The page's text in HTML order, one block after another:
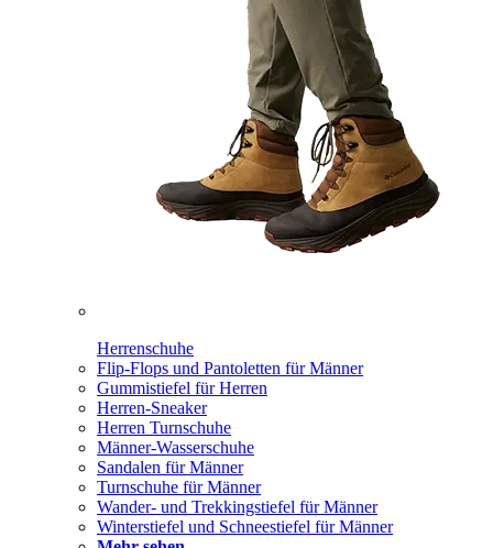
Herrenschuhe
Flip-Flops und Pantoletten für Männer
Gummistiefel für Herren
Herren-Sneaker
Herren Turnschuhe
Männer-Wasserschuhe
Sandalen für Männer
Turnschuhe für Männer
Wander- und Trekkingstiefel für Männer
Winterstiefel und Schneestiefel für Männer